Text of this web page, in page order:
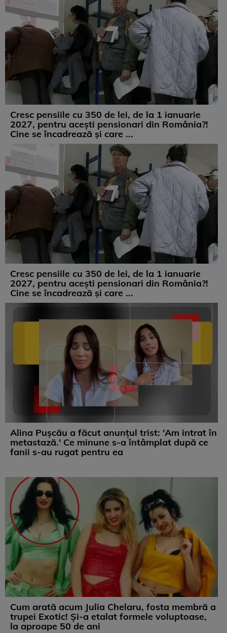
Cresc pensiile cu 350 de lei, de la 1 ianuarie
2027, pentru acești pensionari din România?!
Cine se încadrează și care ...
Cresc pensiile cu 350 de lei, de la 1 ianuarie
2027, pentru acești pensionari din România?!
Cine se încadrează și care ...
Alina Pușcău a făcut anunțul trist: 'Am intrat în
metastază.' Ce minune s-a întâmplat după ce
fanii s-au rugat pentru ea
Cum arată acum Julia Chelaru, fosta membră a
trupei Exotic! Și-a etalat formele voluptoase,
la aproape 50 de ani